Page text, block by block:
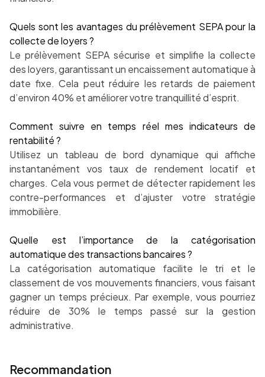
Quels sont les avantages du prélèvement SEPA pour la
collecte de loyers ?
Le prélèvement SEPA sécurise et simplifie la collecte
des loyers, garantissant un encaissement automatique à
date fixe. Cela peut réduire les retards de paiement
d’environ 40% et améliorer votre tranquillité d’esprit.
Comment suivre en temps réel mes indicateurs de
rentabilité ?
Utilisez un tableau de bord dynamique qui affiche
instantanément vos taux de rendement locatif et
charges. Cela vous permet de détecter rapidement les
contre-performances et d’ajuster votre stratégie
immobilière.
Quelle est l’importance de la catégorisation
automatique des transactions bancaires ?
La catégorisation automatique facilite le tri et le
classement de vos mouvements financiers, vous faisant
gagner un temps précieux. Par exemple, vous pourriez
réduire de 30% le temps passé sur la gestion
administrative.
Recommandation